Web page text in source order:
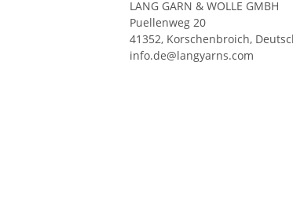
LANG GARN & WOLLE GMBH
Puellenweg 20
41352, Korschenbroich,
info.de@langyarns.com